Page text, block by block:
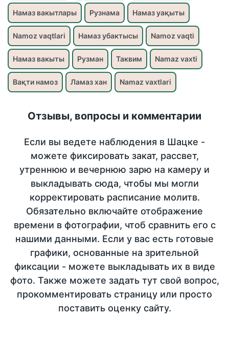
Намаз вакытлары Рузнама Намаз уақыты
Namoz vaqtlari Намаз убактысы Namoz vaqti
Намаз вакыты Рузман Таквим Namaz vaxti
Вақти намоз Ламаз хан Namaz vaxtlari
Отзывы, вопросы и комментарии
Если вы ведете наблюдения в Шацке -
можете фиксировать закат, рассвет,
утреннюю и вечернюю зарю на камеру и
выкладывать сюда, чтобы мы могли
корректировать расписание молитв.
Обязательно включайте отображение
времени в фотографии, чтоб сравнить его с
нашими данными. Если у вас есть готовые
графики, основанные на зрительной
фиксации - можете выкладывать их в виде
фото. Также можете задать тут свой вопрос,
прокомментировать страницу или просто
поставить оценку сайту.